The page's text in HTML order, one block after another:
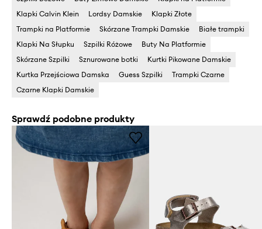
Klapki Calvin Klein
Lordsy Damskie
Klapki Złote
Trampki na Platformie
Skórzane Trampki Damskie
Białe trampki
Klapki Na Słupku
Szpilki Różowe
Buty Na Platformie
Skórzane Szpilki
Sznurowane botki
Kurtki Pikowane Damskie
Kurtka Przejściowa Damska
Guess Szpilki
Trampki Czarne
Czarne Klapki Damskie
Sprawdź podobne produkty